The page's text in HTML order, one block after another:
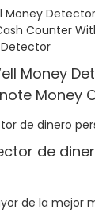
Money
Money
currency
de